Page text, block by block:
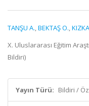
TANŞU A.,BEKTAŞ O.,
X. Uluslararası Eğitim
Bildiri)
Yayın Türü: Bildiri /